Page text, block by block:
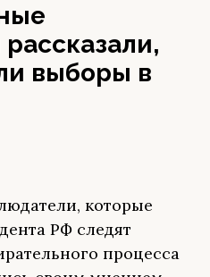
выборы в
которые
РФ следят
процесса